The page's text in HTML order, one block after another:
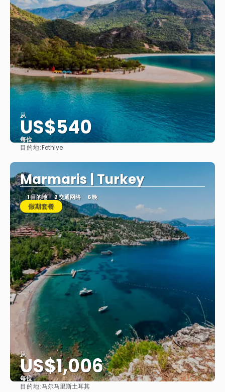
从
US$540
每位
目的地:Fethiye
Marmaris | Turkey
1 目的地 2 交通网络 6 晚
假期套餐
从
US$1,006
每位
目的地:马尔马里斯土耳其